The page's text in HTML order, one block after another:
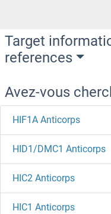
Target
references
Avez-vous
HIF1A Anticorps
HID1/DMC1 Anticorps
HIC2 Anticorps
HIC1 Anticorps